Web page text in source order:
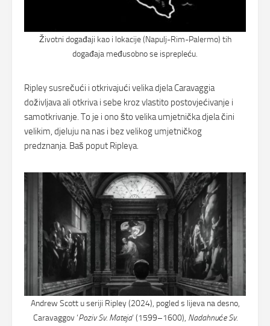
Životni događaji kao i lokacije (Napulj-Rim-Palermo) tih
događaja međusobno se isprepleću.
Ripley susrečući i otkrivajući velika djela Caravaggia
doživljava ali otkriva i sebe kroz vlastito postovjećivanje i
samotkrivanje. To je i ono što velika umjetnička djela čini
velikim, djeluju na nas i bez velikog umjetničkog
predznanja. Baš poput Ripleya.
Andrew Scott u seriji Ripley (2024), pogled s lijeva na desno,
Caravaggov ‘Poziv Sv. Mateja‘ (1599–1600), Nadahnuće Sv.